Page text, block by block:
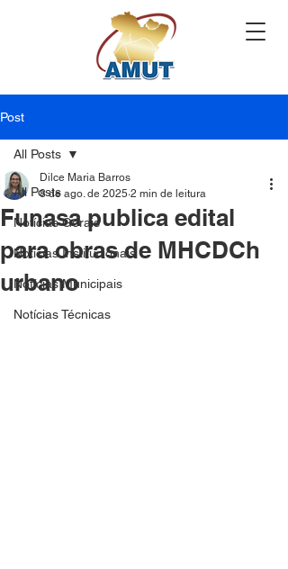
Post
All Posts
Notícias Gerais
Notícias Institucionais
Notícias Municipais
Notícias Técnicas
All Posts
Funasa publica edital
para obras de MHCDCh
urbano
Dilce Maria Barros
8 de ago. de 2025 2 min de leitura